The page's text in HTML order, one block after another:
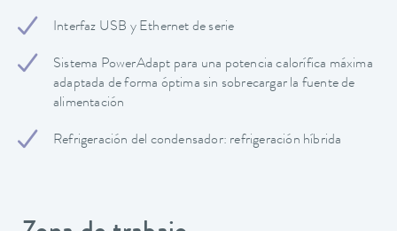
Interfaz USB y Ethernet de serie
Sistema PowerAdapt para una potencia calorífica máxima
adaptada de forma óptima sin sobrecargar la fuente de
alimentación
Refrigeración del condensador: refrigeración híbrida